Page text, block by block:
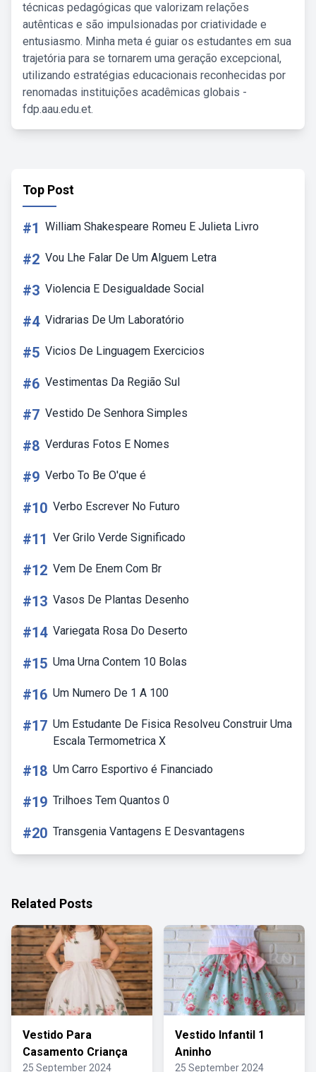
técnicas pedagógicas que valorizam relações
autênticas e são impulsionadas por criatividade e
entusiasmo. Minha meta é guiar os estudantes em sua
trajetória para se tornarem uma geração excepcional,
utilizando estratégias educacionais reconhecidas por
renomadas instituições acadêmicas globais -
fdp.aau.edu.et.
Top Post
#1 William Shakespeare Romeu E Julieta Livro
#2 Vou Lhe Falar De Um Alguem Letra
#3 Violencia E Desigualdade Social
#4 Vidrarias De Um Laboratório
#5 Vicios De Linguagem Exercicios
#6 Vestimentas Da Região Sul
#7 Vestido De Senhora Simples
#8 Verduras Fotos E Nomes
#9 Verbo To Be O'que é
#10 Verbo Escrever No Futuro
#11 Ver Grilo Verde Significado
#12 Vem De Enem Com Br
#13 Vasos De Plantas Desenho
#14 Variegata Rosa Do Deserto
#15 Uma Urna Contem 10 Bolas
#16 Um Numero De 1 A 100
#17 Um Estudante De Fisica Resolveu Construir Uma
Escala Termometrica X
#18 Um Carro Esportivo é Financiado
#19 Trilhoes Tem Quantos 0
#20 Transgenia Vantagens E Desvantagens
Related Posts
Vestido Para
Casamento Criança
25 September 2024
Vestido Infantil 1
Aninho
25 September 2024